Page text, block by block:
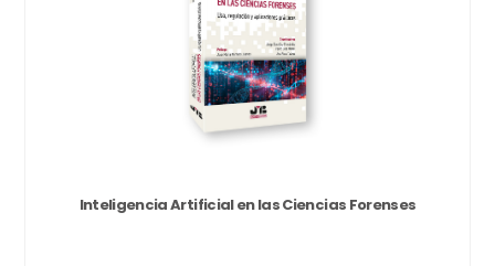
Inteligencia Artificial en las Ciencias Forenses